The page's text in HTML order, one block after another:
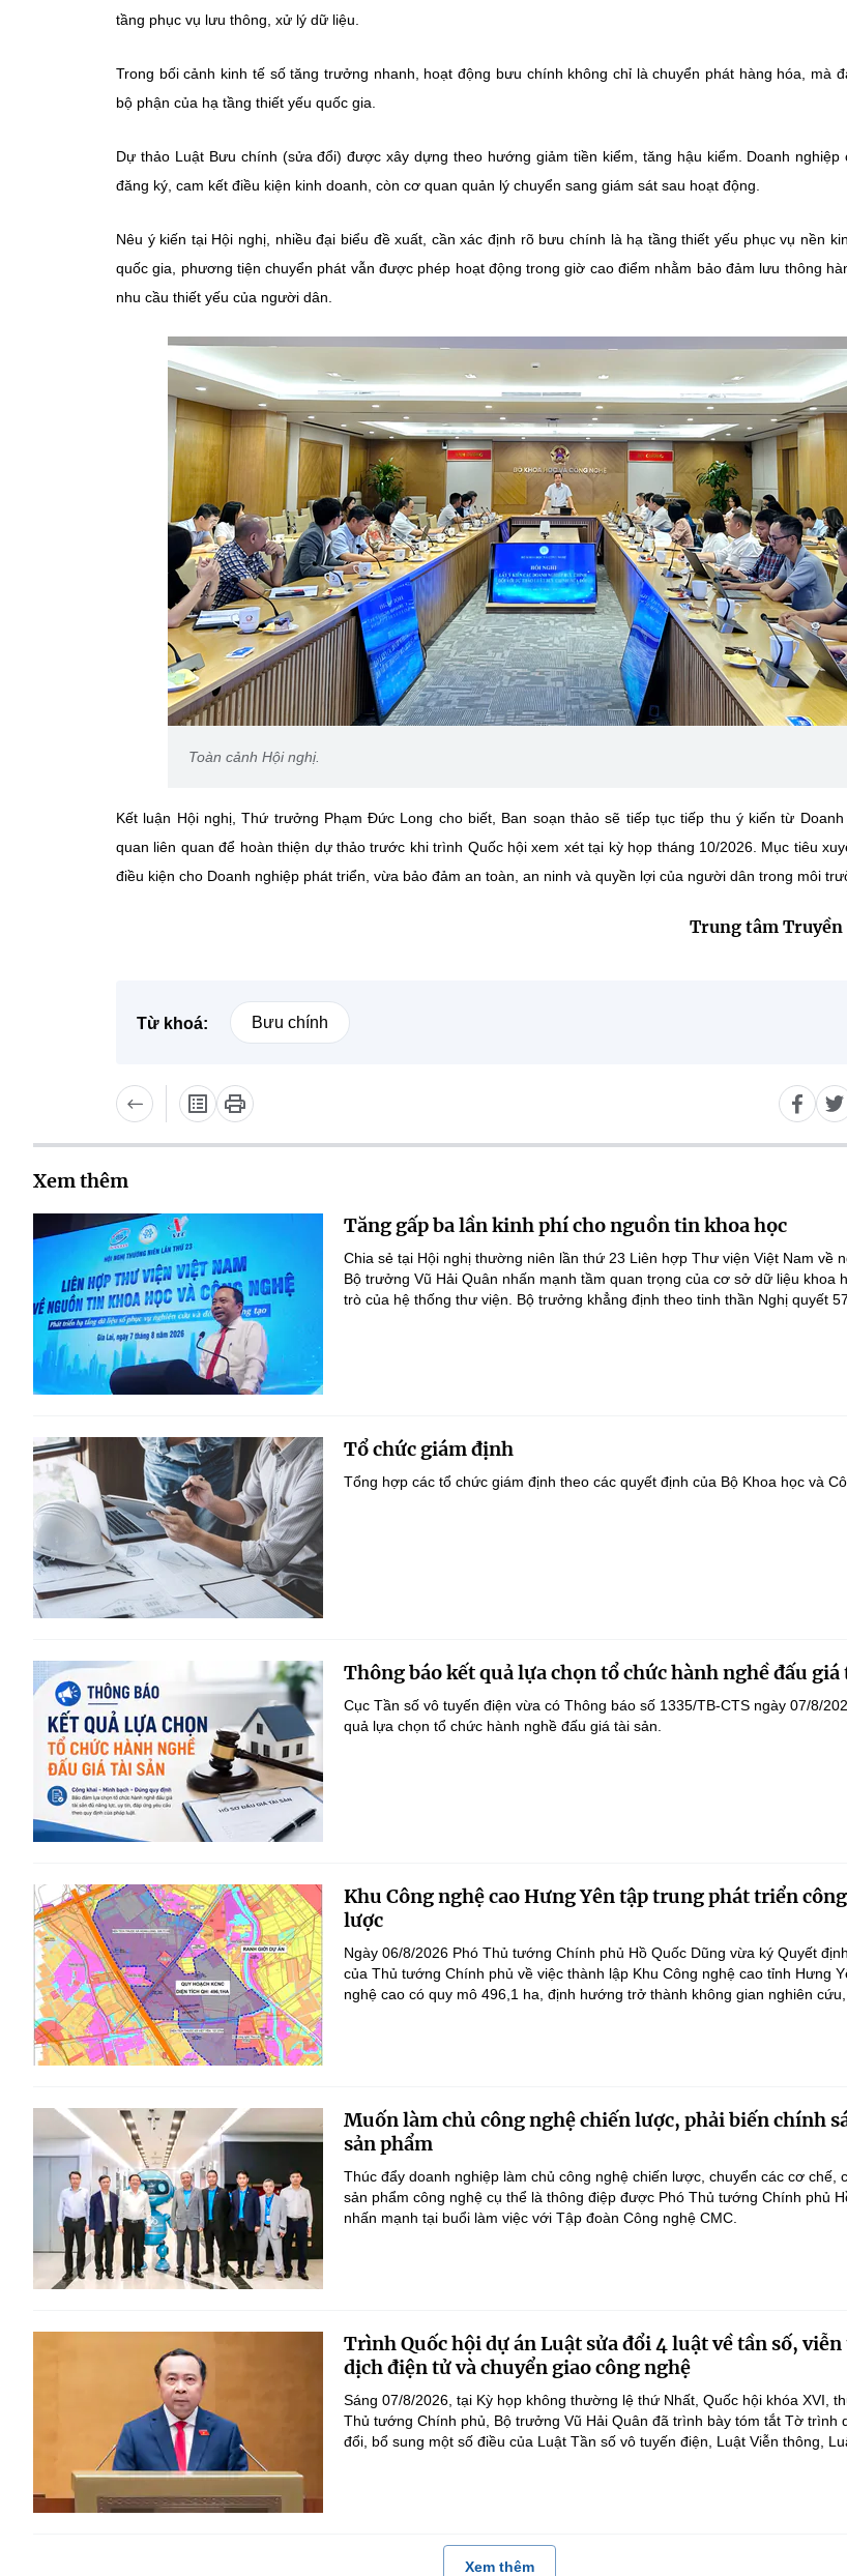
tầng phục vụ lưu thông, xử lý dữ liệu.
Trong bối cảnh kinh tế số tăng trưởng nhanh, hoạt động bưu chính không chỉ là chuyển phát hàng hóa, mà
bộ phận của hạ tầng thiết yếu quốc gia.
Dự thảo Luật Bưu chính (sửa đổi) được xây dựng theo hướng giảm tiền kiểm, tăng hậu kiểm. Doanh nghiệp
đăng ký, cam kết điều kiện kinh doanh, còn cơ quan quản lý chuyển sang giám sát sau hoạt động.
Nêu ý kiến tại Hội nghị, nhiều đại biểu đề xuất, cần xác định rõ bưu chính là hạ tầng thiết yếu phục vụ nền
quốc gia, phương tiện chuyển phát vẫn được phép hoạt động trong giờ cao điểm nhằm bảo đảm lưu thông
nhu cầu thiết yếu của người dân.
Toàn cảnh Hội nghị.
Kết luận Hội nghị, Thứ trưởng Phạm Đức Long cho biết, Ban soạn thảo sẽ tiếp tục tiếp thu ý kiến từ
quan liên quan để hoàn thiện dự thảo trước khi trình Quốc hội xem xét tại kỳ họp tháng 10/2026. Mục tiêu
điều kiện cho Doanh nghiệp phát triển, vừa bảo đảm an toàn, an ninh và quyền lợi của người dân trong môi
Trung tâm Truyền
Từ khoá: Bưu chính
Xem thêm
Tăng gấp ba lần kinh phí cho nguồn tin khoa học
Chia sẻ tại Hội nghị thường niên lần thứ 23 Liên hợp Thư viện Việt Nam về
Bộ trưởng Vũ Hải Quân nhấn mạnh tầm quan trọng của cơ sở dữ liệu khoa
trò của hệ thống thư viện. Bộ trưởng khẳng định theo tinh thần Nghị quyết
Tổ chức giám định
Tổng hợp các tổ chức giám định theo các quyết định của Bộ Khoa học và
Thông báo kết quả lựa chọn tổ chức hành nghề đấu giá
Cục Tần số vô tuyến điện vừa có Thông báo số 1335/TB-CTS ngày 07/8/
quả lựa chọn tổ chức hành nghề đấu giá tài sản.
Khu Công nghệ cao Hưng Yên tập trung phát triển
lược
Ngày 06/8/2026 Phó Thủ tướng Chính phủ Hồ Quốc Dũng vừa ký Quyết
của Thủ tướng Chính phủ về việc thành lập Khu Công nghệ cao tỉnh Hưng
nghệ cao có quy mô 496,1 ha, định hướng trở thành không gian nghiên cứu,
Muốn làm chủ công nghệ chiến lược, phải biến chính
sản phẩm
Thúc đẩy doanh nghiệp làm chủ công nghệ chiến lược, chuyển các cơ chế,
sản phẩm công nghệ cụ thể là thông điệp được Phó Thủ tướng Chính phủ
nhấn mạnh tại buổi làm việc với Tập đoàn Công nghệ CMC.
Trình Quốc hội dự án Luật sửa đổi 4 luật về tần số,
dịch điện tử và chuyển giao công nghệ
Sáng 07/8/2026, tại Kỳ họp không thường lệ thứ Nhất, Quốc hội khóa XVI,
Thủ tướng Chính phủ, Bộ trưởng Vũ Hải Quân đã trình bày tóm tắt Tờ trình
đổi, bổ sung một số điều của Luật Tần số vô tuyến điện, Luật Viễn thông,
Xem thêm